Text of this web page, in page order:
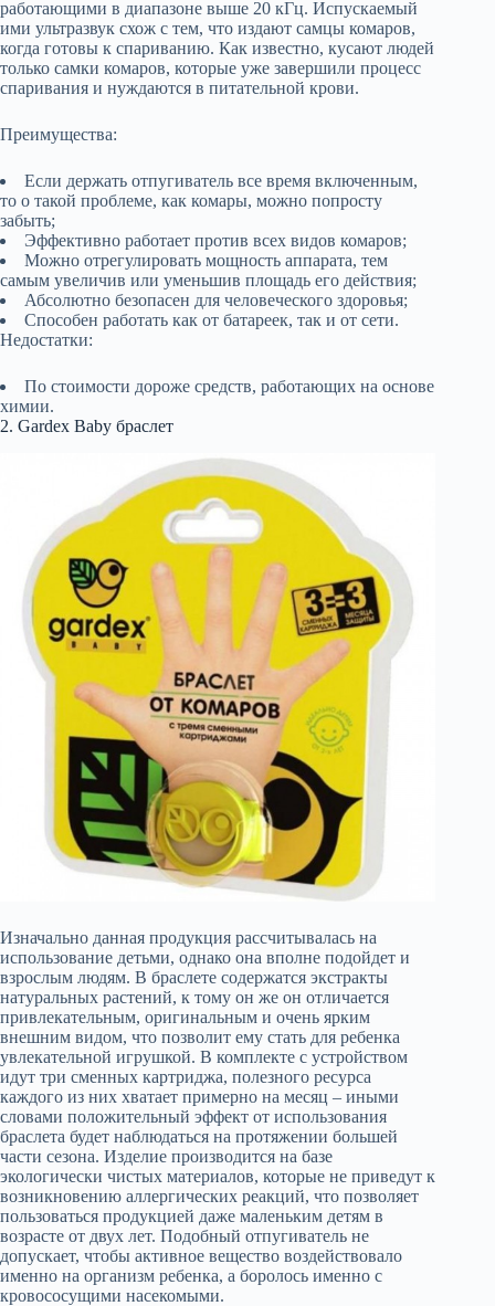
работающими в диапазоне выше 20 кГц. Испускаемый
ими ультразвук схож с тем, что издают самцы комаров,
когда готовы к спариванию. Как известно, кусают людей
только самки комаров, которые уже завершили процесс
спаривания и нуждаются в питательной крови.
Преимущества:
Если держать отпугиватель все время включенным,
то о такой проблеме, как комары, можно попросту
забыть;
Эффективно работает против всех видов комаров;
Можно отрегулировать мощность аппарата, тем
самым увеличив или уменьшив площадь его действия;
Абсолютно безопасен для человеческого здоровья;
Способен работать как от батареек, так и от сети.
Недостатки:
По стоимости дороже средств, работающих на основе
химии.
2. Gardex Baby браслет
Изначально данная продукция рассчитывалась на
использование детьми, однако она вполне подойдет и
взрослым людям. В браслете содержатся экстракты
натуральных растений, к тому он же он отличается
привлекательным, оригинальным и очень ярким
внешним видом, что позволит ему стать для ребенка
увлекательной игрушкой. В комплекте с устройством
идут три сменных картриджа, полезного ресурса
каждого из них хватает примерно на месяц – иными
словами положительный эффект от использования
браслета будет наблюдаться на протяжении большей
части сезона. Изделие производится на базе
экологически чистых материалов, которые не приведут к
возникновению аллергических реакций, что позволяет
пользоваться продукцией даже маленьким детям в
возрасте от двух лет. Подобный отпугиватель не
допускает, чтобы активное вещество воздействовало
именно на организм ребенка, а боролось именно с
кровососущими насекомыми.